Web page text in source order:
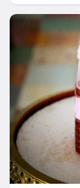
Search
for: